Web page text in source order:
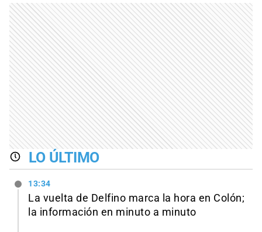
LO ÚLTIMO
13:34
La vuelta de Delfino marca la hora en Colón;
la información en minuto a minuto